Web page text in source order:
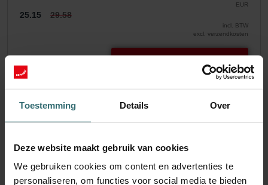
Toestemming Details Over
Deze website maakt gebruik van cookies
We gebruiken cookies om content en advertenties te
personaliseren, om functies voor social media te bieden
EUR
25.15 29.58
incl. BTW
excl. verzendkosten